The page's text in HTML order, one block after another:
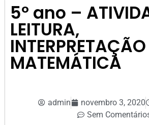
5º ano –
LEITURA,
INTERPRETAÇÃO
MATEMÁTICA
admin novembro 3, 2020
Sem